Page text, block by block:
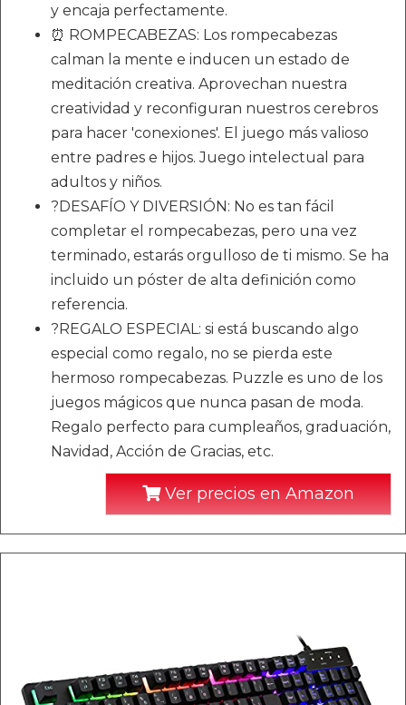
y encaja perfectamente.
⏰ ROMPECABEZAS: Los rompecabezas
calman la mente e inducen un estado de
meditación creativa. Aprovechan nuestra
creatividad y reconfiguran nuestros cerebros
para hacer 'conexiones'. El juego más valioso
entre padres e hijos. Juego intelectual para
adultos y niños.
?DESAFÍO Y DIVERSIÓN: No es tan fácil
completar el rompecabezas, pero una vez
terminado, estarás orgulloso de ti mismo. Se ha
incluido un póster de alta definición como
referencia.
?REGALO ESPECIAL: si está buscando algo
especial como regalo, no se pierda este
hermoso rompecabezas. Puzzle es uno de los
juegos mágicos que nunca pasan de moda.
Regalo perfecto para cumpleaños, graduación,
Navidad, Acción de Gracias, etc.
Ver precios en Amazon